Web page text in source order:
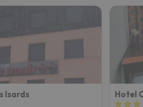
Isards Hotel